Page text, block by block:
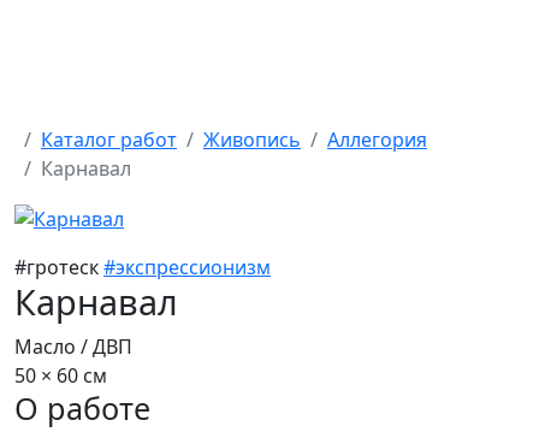
Каталог работ Живопись
Аллегория
Карнавал
#гротеск#экспрессионизм
Карнавал
Масло / ДВП
50 × 60 см
О работе